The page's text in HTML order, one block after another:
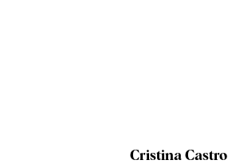
Cristina Castro